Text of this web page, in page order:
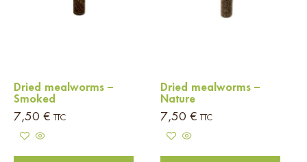
Dried mealworms –
Smoked
7,50 € TTC
Dried mealworms –
Nature
7,50 € TTC